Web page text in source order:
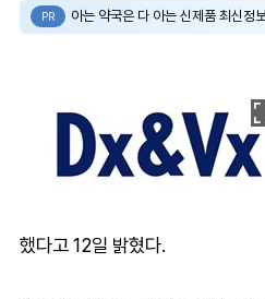
PR 아는 약국은 다 아는 신제품 최신정보
했다고 12일 밝혔다.